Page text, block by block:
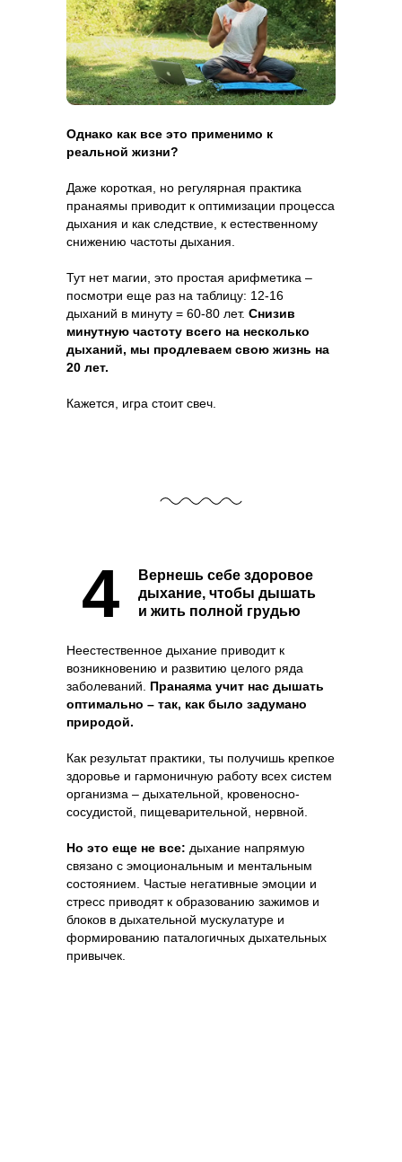
Однако как все это применимо к
реальной жизни?
Даже короткая, но регулярная практика
пранаямы приводит к оптимизации процесса
дыхания и как следствие, к естественному
снижению частоты дыхания.
Тут нет магии, это простая арифметика –
посмотри еще раз на таблицу: 12-16
дыханий в минуту = 60-80 лет. Снизив
минутную частоту всего на несколько
дыханий, мы продлеваем свою жизнь на
20 лет.
Кажется, игра стоит свеч.
Неестественное дыхание приводит к
возникновению и развитию целого ряда
заболеваний. Пранаяма учит нас дышать
оптимально – так, как было задумано
природой.
Как результат практики, ты получишь крепкое
здоровье и гармоничную работу всех систем
организма – дыхательной, кровеносно-
сосудистой, пищеварительной, нервной.
Но это еще не все: дыхание напрямую
связано с эмоциональным и ментальным
состоянием. Частые негативные эмоции и
стресс приводят к образованию зажимов и
блоков в дыхательной мускулатуре и
формированию паталогичных дыхательных
привычек.
Вернешь себе здоровое
дыхание, чтобы дышать
и жить полной грудью
4